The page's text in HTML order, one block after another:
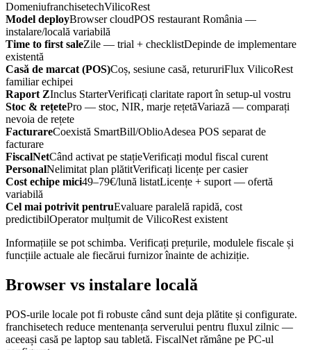
DomeniufranchisetechVilicoRest
Model deployBrowser cloudPOS restaurant România —
instalare/locală variabilă
Time to first saleZile — trial + checklistDepinde de implementare
existentă
Casă de marcat (POS)Coș, sesiune casă, retururiFlux VilicoRest
familiar echipei
Raport ZInclus StarterVerificați claritate raport în setup-ul vostru
Stoc & rețetePro — stoc, NIR, marje rețetăVariază — comparați
nevoia de rețete
FacturareCoexistă SmartBill/OblioAdesea POS separat de
facturare
FiscalNetCând activat pe stațieVerificați modul fiscal curent
PersonalNelimitat plan plătitVerificați licențe per casier
Cost echipe mici49–79€/lună listatLicențe + suport — ofertă
variabilă
Cel mai potrivit pentruEvaluare paralelă rapidă, cost
predictibilOperator mulțumit de VilicoRest existent
Informațiile se pot schimba. Verificați prețurile, modulele fiscale și
funcțiile actuale ale fiecărui furnizor înainte de achiziție.
Browser vs instalare locală
POS-urile locale pot fi robuste când sunt deja plătite și configurate.
franchisetech reduce mentenanța serverului pentru fluxul zilnic —
aceeași casă pe laptop sau tabletă. FiscalNet rămâne pe PC-ul